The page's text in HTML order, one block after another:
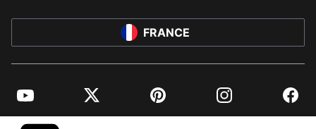
FRANCE
YouTube Twitter Pinterest Instagram